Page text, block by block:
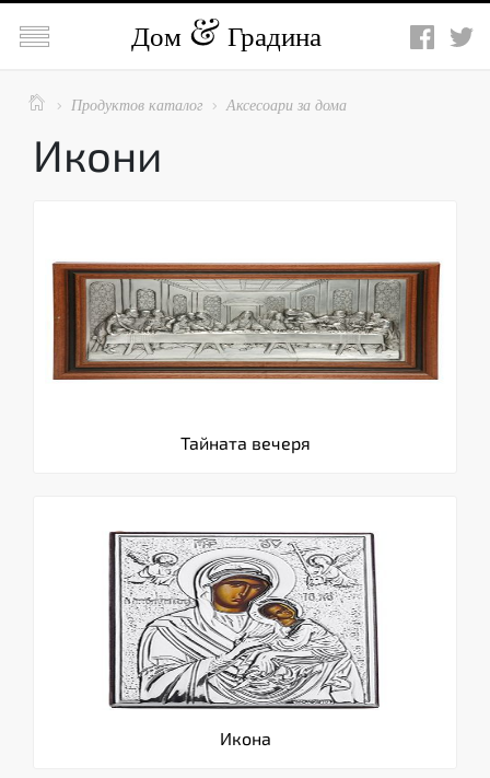
 Дом Градина
  Продуктов каталог  Аксесоари за дома
Икони
Тайната вечеря
Икона